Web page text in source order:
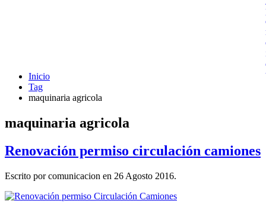
Inicio
Tag
maquinaria agricola
maquinaria agricola
Renovación permiso circulación camiones
Escrito por comunicacion en 26 Agosto 2016.